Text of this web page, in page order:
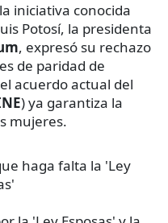
iniciativa conocida
Potosí, la presidenta
, expresó su rechazo
de paridad de
acuerdo actual del
) ya garantiza la
mujeres.
haga falta la 'Ley